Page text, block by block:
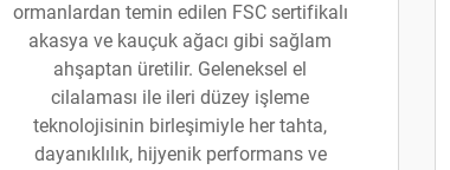
ormanlardan temin edilen FSC sertifikalı
akasya ve kauçuk ağacı gibi sağlam
ahşaptan üretilir. Geleneksel el
cilalaması ile ileri düzey işleme
teknolojisinin birleşimiyle her tahta,
dayanıklılık, hijyenik performans ve